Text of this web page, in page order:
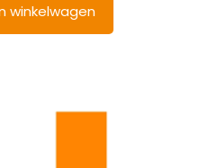
winkelwagen